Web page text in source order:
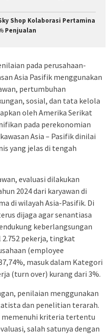
Shop Kolaborasi Pertamina
Penjualan
pada perusahaan-
Asia Pasifik menggunakan
pertumbuhan
sosial, dan tata kelola
oleh Amerika Serikat
pada perekonomian
Asia – Pasifik dinilai
yang jelas di tengah
evaluasi dilakukan
2024 dari karyawan di
di wilayah Asia-Pasifik. Di
dijaga agar senantiasa
keberlangsungan
pekerja, tingkat
(employee
masuk dalam Kategori
(turn over) kurang dari 3%.
penilaian menggunakan
dan penelitian terarah.
memenuhi kriteria tertentu
salah satunya dengan